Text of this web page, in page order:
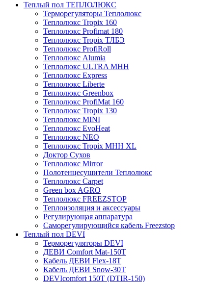
Теплый пол ТЕПЛОЛЮКС
Терморегуляторы Теплолюкс
Теплолюкс Tropix 160
Теплолюкс Profimat 180
Теплолюкс Tropix ТЛБЭ
Теплолюкс ProfiRoll
Теплолюкс Alumia
Теплолюкс ULTRA МНН
Теплолюкс Express
Теплолюкс Liberte
Теплолюкс Greenbox
Теплолюкс ProfiMat 160
Теплолюкс Tropix 130
Теплолюкс MINI
Теплолюкс EvoHeat
Теплолюкс NEO
Теплолюкс Tropix МНН XL
Доктор Сухов
Теплолюкс Mirror
Полотенцесушители Теплолюкс
Теплолюкс Carpet
Green box AGRO
Теплолюкс FREEZSTOP
Теплоизоляция и аксессуары
Регулирующая аппаратура
Cаморегулирующийся кабель Freezstop
Теплый пол DEVI
Терморегуляторы DEVI
ДЕВИ Comfort Mat-150T
Кабель ДЕВИ Flex-18T
Кабель ДЕВИ Snow-30T
DEVIcomfort 150T (DTIR-150)